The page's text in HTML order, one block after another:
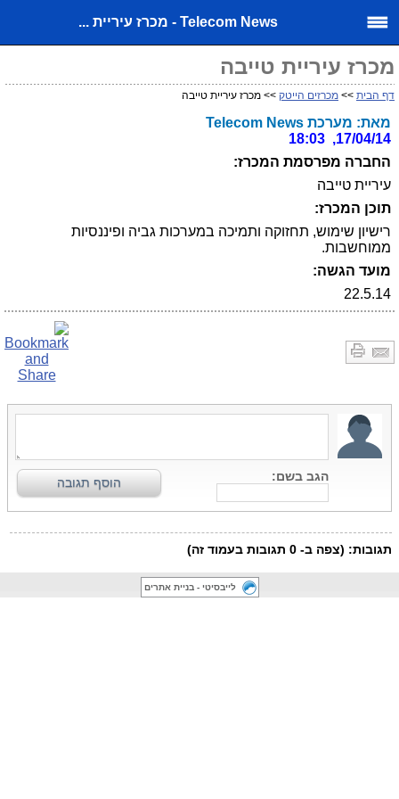
Telecom News - מכרז עיריית ...
מכרז עיריית טייבה
דף הבית >> מכרזים הייטק >> מכרז עיריית טייבה
מאת: מערכת Telecom News
17/04/14, 18:03
החברה מפרסמת המכרז:
עיריית טייבה
תוכן המכרז:
רישיון שימוש, תחזוקה ותמיכה במערכות גביה ופיננסיות
ממוחשבות.
מועד הגשה:
22.5.14
לייבסיטי - בניית אתרים